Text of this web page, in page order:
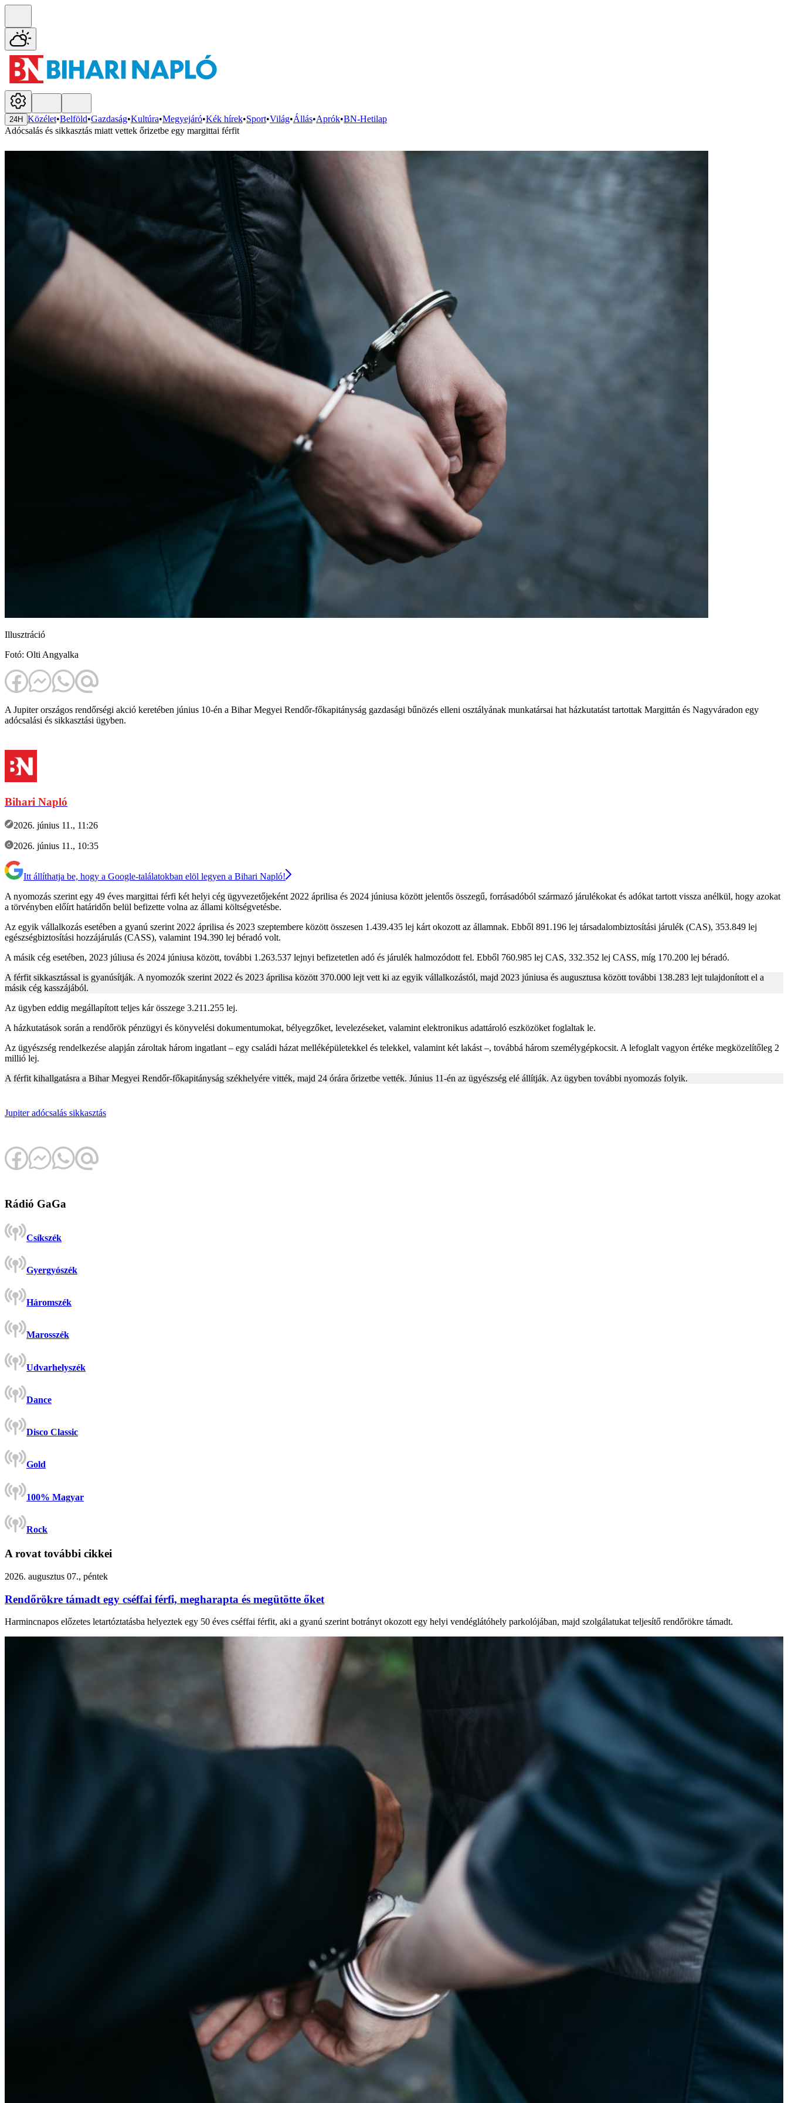
24H Közélet•Belföld•Gazdaság•Kultúra•Megyejáró•Kék hírek•Sport•Világ•Állás•Aprók•BN-Hetilap
Adócsalás és sikkasztás miatt vettek őrizetbe egy margittai férfit
Illusztráció
Fotó: Olti Angyalka
A Jupiter országos rendőrségi akció keretében június 10-én a Bihar Megyei Rendőr-főkapitányság gazdasági bűnözés elleni osztályának munkatársai hat házkutatást tartottak Margittán és Nagyváradon egy
adócsalási és sikkasztási ügyben.
Bihari Napló
2026. június 11., 11:26
2026. június 11., 10:35
Itt állíthatja be, hogy a Google-találatokban elöl legyen a Bihari Napló!
A nyomozás szerint egy 49 éves margittai férfi két helyi cég ügyvezetőjeként 2022 áprilisa és 2024 júniusa között jelentős összegű, forrásadóból származó járulékokat és adókat tartott vissza anélkül, hogy azokat
a törvényben előírt határidőn belül befizette volna az állami költségvetésbe.
Az egyik vállalkozás esetében a gyanú szerint 2022 áprilisa és 2023 szeptembere között összesen 1.439.435 lej kárt okozott az államnak. Ebből 891.196 lej társadalombiztosítási járulék (CAS), 353.849 lej
egészségbiztosítási hozzájárulás (CASS), valamint 194.390 lej béradó volt.
A másik cég esetében, 2023 júliusa és 2024 júniusa között, további 1.263.537 lejnyi befizetetlen adó és járulék halmozódott fel. Ebből 760.985 lej CAS, 332.352 lej CASS, míg 170.200 lej béradó.
A férfit sikkasztással is gyanúsítják. A nyomozók szerint 2022 és 2023 áprilisa között 370.000 lejt vett ki az egyik vállalkozástól, majd 2023 júniusa és augusztusa között további 138.283 lejt tulajdonított el a
másik cég kasszájából.
Az ügyben eddig megállapított teljes kár összege 3.211.255 lej.
A házkutatások során a rendőrök pénzügyi és könyvelési dokumentumokat, bélyegzőket, levelezéseket, valamint elektronikus adattároló eszközöket foglaltak le.
Az ügyészség rendelkezése alapján zároltak három ingatlant – egy családi házat melléképületekkel és telekkel, valamint két lakást –, továbbá három személygépkocsit. A lefoglalt vagyon értéke megközelítőleg 2
millió lej.
A férfit kihallgatásra a Bihar Megyei Rendőr-főkapitányság székhelyére vitték, majd 24 órára őrizetbe vették. Június 11-én az ügyészség elé állítják. Az ügyben további nyomozás folyik.
Jupiteradócsalás sikkasztás
Rádió GaGa
Csíkszék
Gyergyószék
Háromszék
Marosszék
Udvarhelyszék
Dance
Disco Classic
Gold
100% Magyar
Rock
A rovat további cikkei
2026. augusztus 07., péntek
Rendőrökre támadt egy cséffai férfi, megharapta és megütötte őket
Harmincnapos előzetes letartóztatásba helyeztek egy 50 éves cséffai férfit, aki a gyanú szerint botrányt okozott egy helyi vendéglátóhely parkolójában, majd szolgálatukat teljesítő rendőrökre támadt.